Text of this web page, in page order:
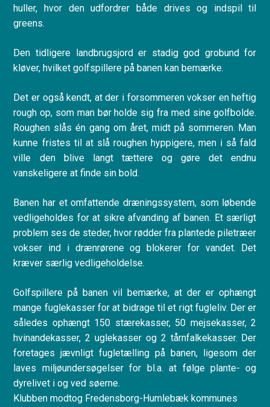
huller, hvor den udfordrer både drives og indspil til
greens.
Den tidligere landbrugsjord er stadig god grobund for
kløver, hvilket golfspillere på banen kan bemærke.
Det er også kendt, at der i forsommeren vokser en heftig
rough op, som man bør holde sig fra med sine golfbolde.
Roughen slås én gang om året, midt på sommeren. Man
kunne fristes til at slå roughen hyppigere, men i så fald
ville den blive langt tættere og gøre det endnu
vanskeligere at finde sin bold.
Banen har et omfattende dræningssystem, som løbende
vedligeholdes for at sikre afvanding af banen. Et særligt
problem ses de steder, hvor rødder fra plantede piletræer
vokser ind i drænrørene og blokerer for vandet. Det
kræver særlig vedligeholdelse.
Golfspillere på banen vil bemærke, at der er ophængt
mange fuglekasser for at bidrage til et rigt fugleliv. Der er
således ophængt 150 stærekasser, 50 mejsekasser, 2
hvinandekasser, 2 uglekasser og 2 tårnfalkekasser. Der
foretages jævnligt fugletælling på banen, ligesom der
laves miljøundersøgelser for bl.a. at følge plante- og
dyrelivet i og ved søerne.
Klubben modtog Fredensborg-Humlebæk kommunes